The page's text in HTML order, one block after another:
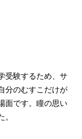
受験するため、サ
分のむすこだけが
面です。瞳の思い
。